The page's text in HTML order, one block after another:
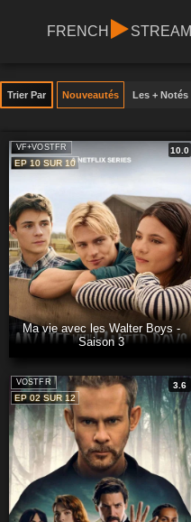
FRENCH STREAM
Trier Par Nouveautés Les + Notés
VF+VOSTFR
10.0
EP 10 SUR 10
Ma vie avec les Walter Boys -
Saison 3
VOSTFR
3.6
EP 02 SUR 12